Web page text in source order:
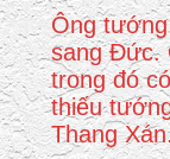
Ông
sang Đức.
trong đó
thiếu
Thang